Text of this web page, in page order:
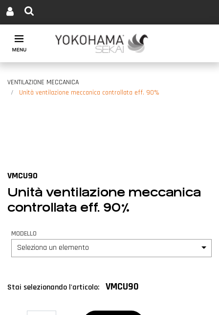
Open menu
VENTILAZIONE MECCANICA
Unità ventilazione meccanica controllata eff. 90%
VMCU90
Unità ventilazione meccanica
controllata eff. 90%
MODELLO
Seleziona un elemento
Stai selezionando l'articolo: VMCU90